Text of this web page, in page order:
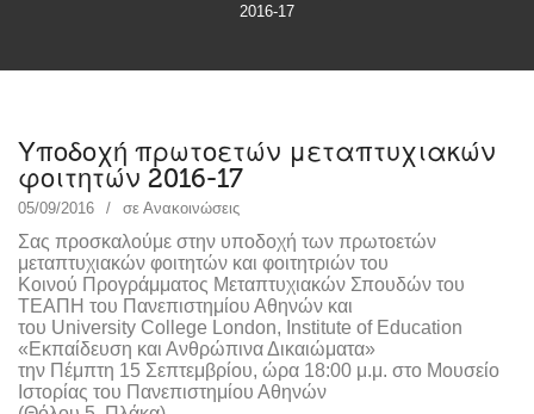
2016-17
Υποδοχή πρωτοετών μεταπτυχιακών
φοιτητών 2016-17
05/09/2016 σε Ανακοινώσεις
Σας προσκαλούμε στην υποδοχή των πρωτοετών
μεταπτυχιακών φοιτητών και φοιτητριών του
Κοινού Προγράμματος Μεταπτυχιακών Σπουδών του
ΤΕΑΠΗ του Πανεπιστημίου Αθηνών και
του University College London, Institute of Education
«Εκπαίδευση και Ανθρώπινα Δικαιώματα»
την Πέμπτη 15 Σεπτεμβρίου, ώρα 18:00 μ.μ. στο Μουσείο
Ιστορίας του Πανεπιστημίου Αθηνών